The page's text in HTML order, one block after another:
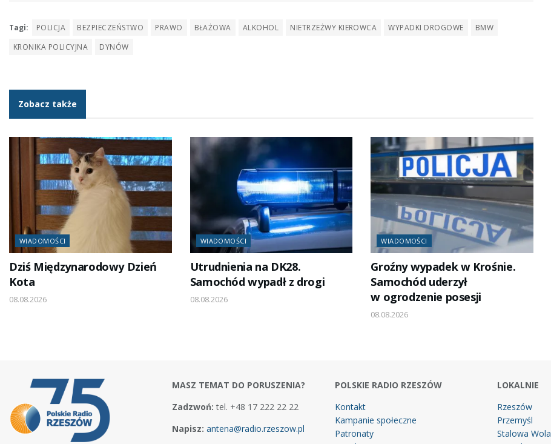
Tagi: POLICJA BEZPIECZEŃSTWO PRAWO BŁAŻOWA ALKOHOL NIETRZEŻWY KIEROWCA WYPADKI DROGOWE
BMW
KRONIKA POLICYJNA
DYNÓW
Zobacz także
WIADOMOŚCI
Dziś Międzynarodowy Dzień
Kota
08.08.2026
WIADOMOŚCI
Utrudnienia na DK28.
Samochód wypadł z drogi
08.08.2026
WIADOMOŚCI
Groźny wypadek w Krośnie.
Samochód uderzył
w ogrodzenie posesji
08.08.2026
MASZ TEMAT DO PORUSZENIA?
Zadzwoń: tel. +48 17 222 22 22
Napisz: antena@radio.rzeszow.pl
POLSKIE RADIO RZESZÓW
Kontakt
Kampanie społeczne
Patronaty
LOKALNIE
Rzeszów
Przemyśl
Stalowa Wola